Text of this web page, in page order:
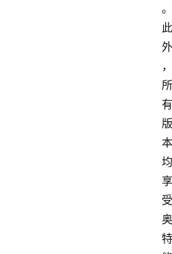
。
此
外
，
所
有
版
本
均
享
受
奥
特